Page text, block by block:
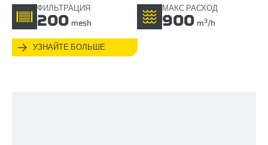
ФИЛЬТРАЦИЯ
200 mesh
МАКС РАСХОД
900 m3/h
УЗНАЙТЕ БОЛЬШЕ